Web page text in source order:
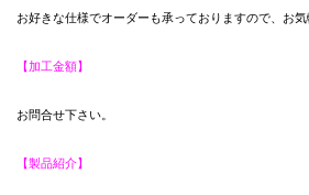
お好きな仕様でオーダーも承っておりますので、お気
【加工金額】
お問合せ下さい。
【製品紹介】